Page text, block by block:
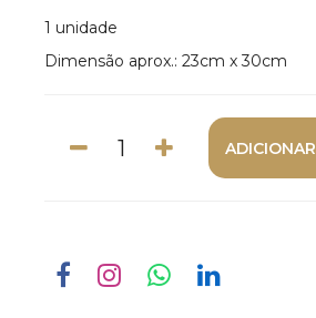
1 unidade
Dimensão aprox.: 23cm x 30cm
ADICIONAR